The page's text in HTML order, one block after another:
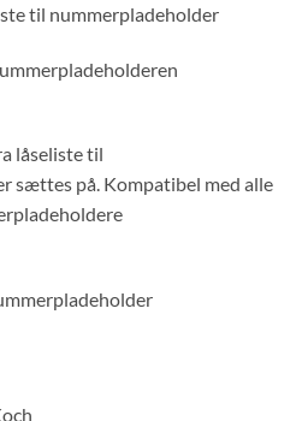
til nummerpladeholder
låseliste til
sættes på. Kompatibel med alle